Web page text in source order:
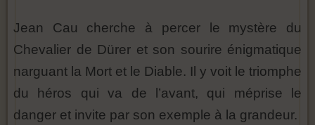
Jean Cau cherche à percer le mystère du
Chevalier de Dürer et son sourire énigmatique
narguant la Mort et le Diable. Il y voit le triomphe
du héros qui va de l’avant, qui méprise le
danger et invite par son exemple à la grandeur.